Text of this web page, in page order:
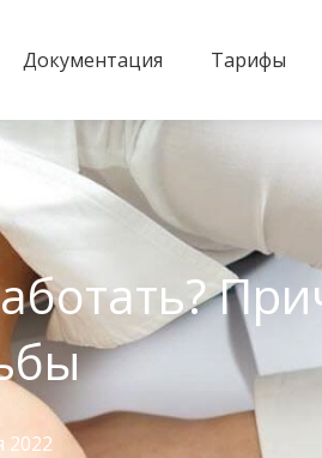
Документация Тарифы
2022